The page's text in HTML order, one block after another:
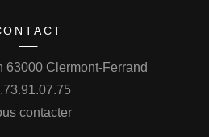
63000 Clermont-Ferrand
contacter